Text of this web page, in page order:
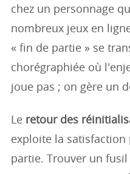
chez un personnage
nombreux jeux en
« fin de partie » se
chorégraphiée où
joue pas ; on gère un
Le retour des
exploite la
partie. Trouver un